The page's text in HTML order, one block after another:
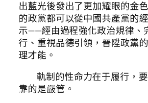
出藍光後發出了更加耀眼的金
的政黨都可以從中國共產黨的
示——經由過程強化政治規律、
行、重視品德引領，晉陞政黨
理才能。
軌制的性命力在于履行，
靠的是嚴管。